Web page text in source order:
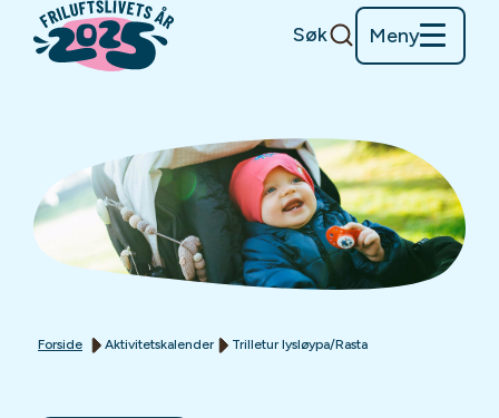
Søk Meny
Forside Aktivitetskalender Trilletur lysløypa/Rasta